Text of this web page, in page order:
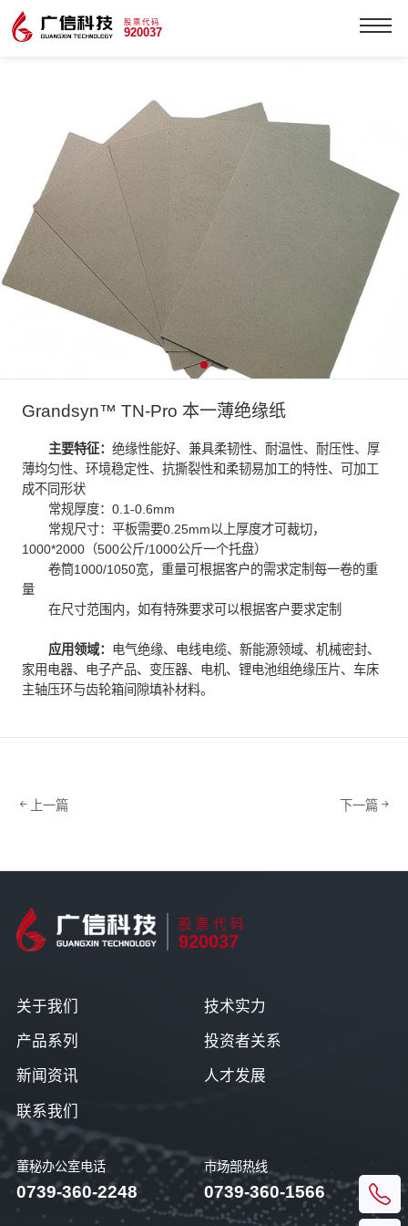
股票代码
920037
Grandsyn™ TN-Pro 本一薄绝缘纸
主要特征： 绝缘性能好、兼具柔韧性、耐温性、耐压性、厚
薄均匀性、环境稳定性、抗撕裂性和柔韧易加工的特性、可加工
成不同形状
常规厚度：0.1-0.6mm
常规尺寸：平板需要0.25mm以上厚度才可裁切，
1000*2000（500公斤/1000公斤一个托盘）
卷筒1000/1050宽，重量可根据客户的需求定制每一卷的重
量
在尺寸范围内，如有特殊要求可以根据客户要求定制
应用领域： 电气绝缘、电线电缆、新能源领域、机械密封、
家用电器、电子产品、变压器、电机、锂电池组绝缘压片、车床
主轴压环与齿轮箱间隙填补材料。
上一篇 下一篇
股票代码
920037
董秘办公室电话
0739-360-2248
市场部热线
0739-360-1566
关于我们 技术实力
产品系列 投资者关系
新闻资讯 人才发展
联系我们